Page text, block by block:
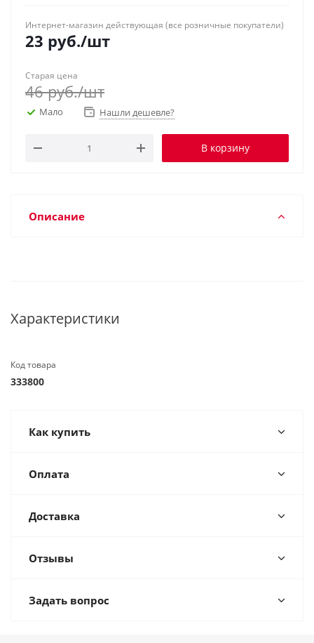
Интернет-магазин действующая (все розничные покупатели)
23 руб./шт
Старая цена
46руб./шт
Мало Нашли дешевле?
В корзину
Описание
Характеристики
Код товара
333800
Как купить
Оплата
Доставка
Отзывы
Задать вопрос